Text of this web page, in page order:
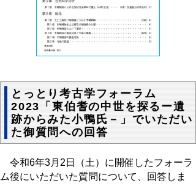
とっとり考古学フォーラム
2023「東伯耆の中世を探るー遺
跡からみた小鴨氏－」でいただい
た御質問への回答
令和6年3月2日（土）に開催したフォーラ
ム後にいただいた質問について、回答しま